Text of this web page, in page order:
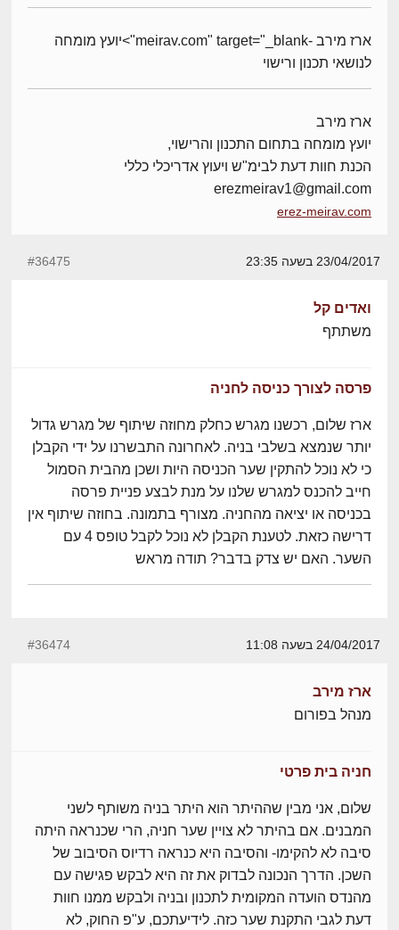
ארז מירב -meirav.com" target="_blank">יועץ מומחה
לנושאי תכנון ורישוי
ארז מירב
יועץ מומחה בתחום התכנון והרישוי,
הכנת חוות דעת לבימ"ש ויעוץ אדריכלי כללי
erezmeirav1@gmail.com
erez-meirav.com
23/04/2017 בשעה 23:35 #36475
ואדים קל
משתתף
פרסה לצורך כניסה לחניה
ארז שלום, רכשנו מגרש כחלק מחוזה שיתוף של מגרש גדול
יותר שנמצא בשלבי בניה. לאחרונה התבשרנו על ידי הקבלן
כי לא נוכל להתקין שער הכניסה היות ושכן מהבית הסמול
חייב להכנס למגרש שלנו על מנת לבצע פניית פרסה
בכניסה או יציאה מהחניה. מצורף בתמונה. בחוזה שיתוף אין
דרישה כזאת. לטענת הקבלן לא נוכל לקבל טופס 4 עם
השער. האם יש צדק בדבר? תודה מראש
24/04/2017 בשעה 11:08 #36474
ארז מירב
מנהל בפורום
חניה בית פרטי
שלום, אני מבין שההיתר הוא היתר בניה משותף לשני
המבנים. אם בהיתר לא צויין שער חניה, הרי שכנראה היתה
סיבה לא להקימו- והסיבה היא כנראה רדיוס הסיבוב של
השכן. הדרך הנכונה לבדוק את זה היא לבקש פגישה עם
מהנדס הועדה המקומית לתכנון ובניה ולבקש ממנו חוות
דעת לגבי התקנת שער כזה. לידיעתכם, ע"פ החוק, לא